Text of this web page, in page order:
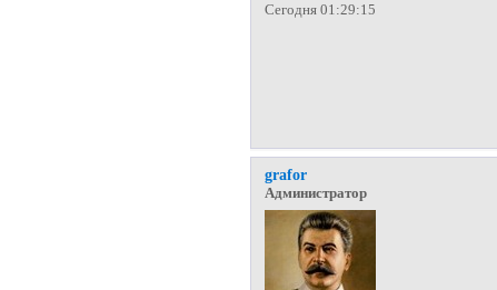
Сегодня 01:29:15
grafor
Администратор